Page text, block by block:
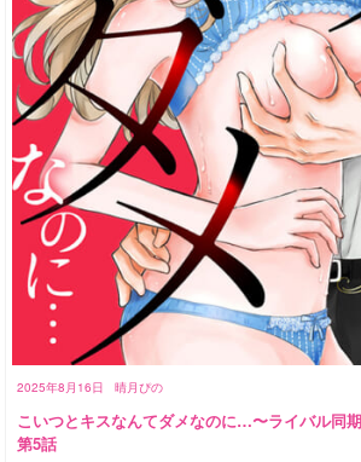
2025年8月16日 晴月ぴの
こいつとキスなんてダメなのに…〜ライバル同
第5話